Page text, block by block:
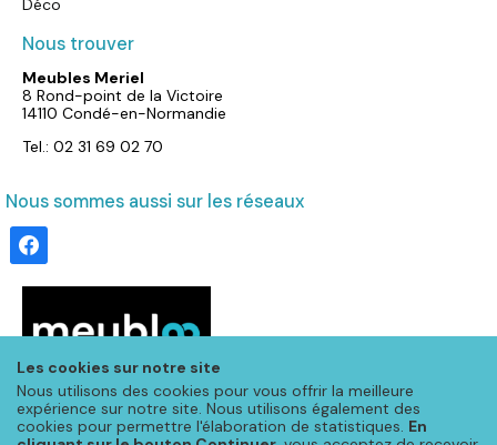
Les cookies sur notre site
Nous utilisons des cookies pour vous offrir la meilleure
expérience sur notre site. Nous utilisons également des
cookies pour permettre l'élaboration de statistiques. En
Déco
Nous trouver
Meubles Meriel
8 Rond-point de la Victoire
14110 Condé-en-Normandie
Tel.: 02 31 69 02 70
Nous sommes aussi sur les réseaux
facebook